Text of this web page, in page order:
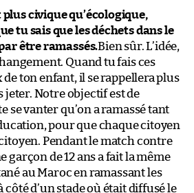
civique qu’écologique,
tu sais que les déchets dans le
être ramassés.Bien sûr. L’idée,
Quand tu fais ces
de ton enfant, il se rappellera plus
jeter. Notre objectif est de
se vanter qu’on a ramassé tant
pour que chaque citoyen
Pendant le match contre
garçon de 12 ans a fait la même
au Maroc en ramassant les
côté d’un stade où était diffusé le